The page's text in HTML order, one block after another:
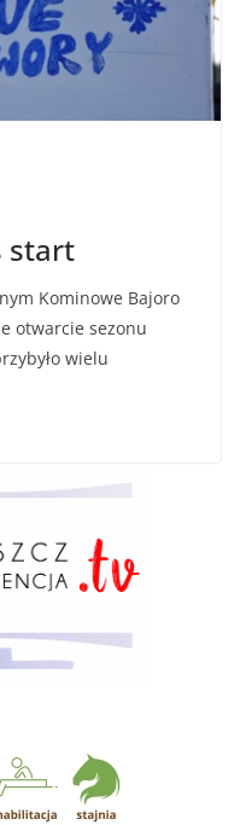
start
Kominowe Bajoro
otwarcie sezonu
wielu